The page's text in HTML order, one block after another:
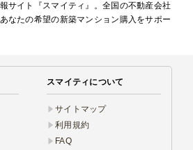
サイト『スマイティ』。全国の不動産会社
なたの希望の新築マンション購入をサポー
スマイティについて
サイトマップ
利用規約
FAQ